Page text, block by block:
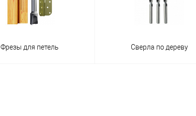
Фрезы для петель Сверла по дереву